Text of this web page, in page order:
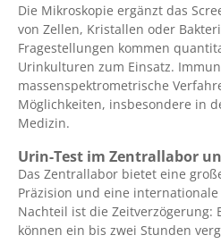
Die Mikroskopie ergänzt das
von Zellen, Kristallen oder
Fragestellungen kommen
Urinkulturen zum Einsatz.
massenspektrometrische
Möglichkeiten, insbesondere in
Medizin.
Urin-Test im Zentrallabor
Das Zentrallabor bietet eine
Präzision und eine
Nachteil ist die Zeitverzögerung:
können ein bis zwei Stunden